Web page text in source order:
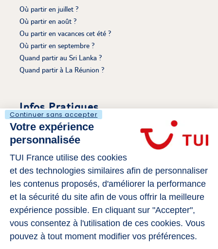
Où partir en juillet ?
Où partir en août ?
Ou partir en vacances cet été ?
Où partir en septembre ?
Quand partir au Sri Lanka ?
Quand partir à La Réunion ?
Infos Pratiques
Découvrir Le Voyaging
Mentions légales
S'évader sur Tui.fr
Politique de cookies
Gérer mes cookies
Déclaration d’Accessibilité
Rejoignez-Nous
Continuer sans accepter
Votre expérience
personnalisée
TUI France utilise des cookies
et des technologies similaires afin de personnaliser
les contenus proposés, d'améliorer la performance
et la sécurité du site afin de vous offrir la meilleure
expérience possible. En cliquant sur "Accepter",
vous consentez à l'utilisation de ces cookies. Vous
pouvez à tout moment modifier vos préférences.